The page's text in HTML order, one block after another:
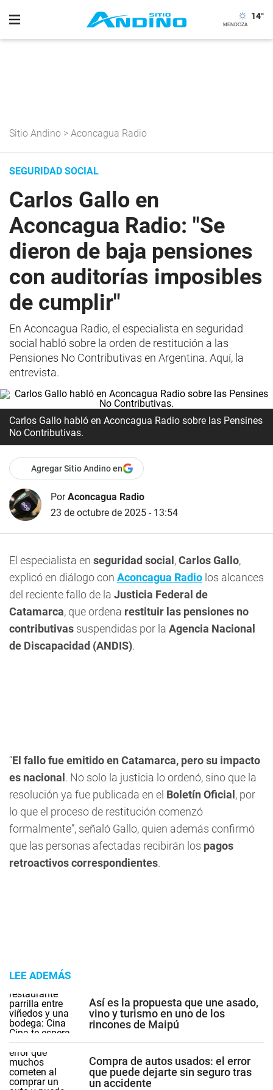
14°
Sitio Andino > Aconcagua Radio
SEGURIDAD SOCIAL
Carlos Gallo en
Aconcagua Radio: "Se
dieron de baja pensiones
con auditorías imposibles
de cumplir"
En Aconcagua Radio, el especialista en seguridad
social habló sobre la orden de restitución a las
Pensiones No Contributivas en Argentina. Aquí, la
entrevista.
Carlos Gallo habló en Aconcagua Radio sobre las Pensines
No Contributivas.
Agregar Sitio Andino en
PorAconcagua Radio
23 de octubre de 2025 - 13:54
El especialista en seguridad social ,Carlos Gallo,
explicó en diálogo con Aconcagua Radio los alcances
del reciente fallo de la Justicia Federal de
Catamarca, que ordena restituir las pensiones no
contributivas suspendidas por la Agencia Nacional
de Discapacidad (ANDIS).
“El fallo fue emitido en Catamarca, pero su impacto
es nacional . No solo la justicia lo ordenó, sino que la
resolución ya fue publicada en el Boletín Oficial , por
lo que el proceso de restitución comenzó
formalmente”, señaló Gallo, quien además confirmó
que las personas afectadas recibirán los pagos
retroactivos correspondientes.
LEE ADEMÁS
Así es la propuesta que une asado,
vino y turismo en uno de los
rincones de Maipú
Compra de autos usados: el error
que puede dejarte sin seguro tras
un accidente